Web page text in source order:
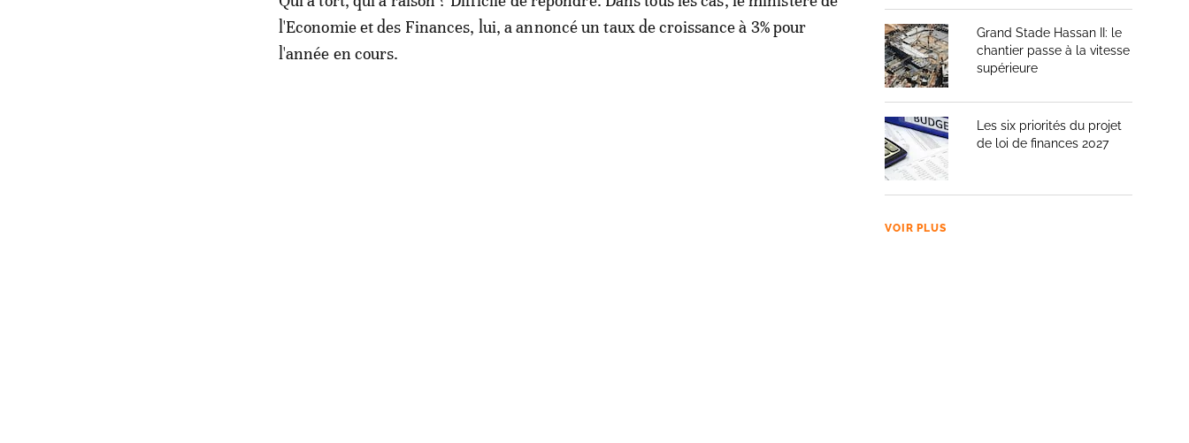
l'Economie et des Finances, lui, a annoncé un taux de croissance à 3% pour
l'année en cours.
Grand Stade Hassan II: le
chantier passe à la vitesse
supérieure
Les six priorités du projet
de loi de finances 2027
VOIR PLUS